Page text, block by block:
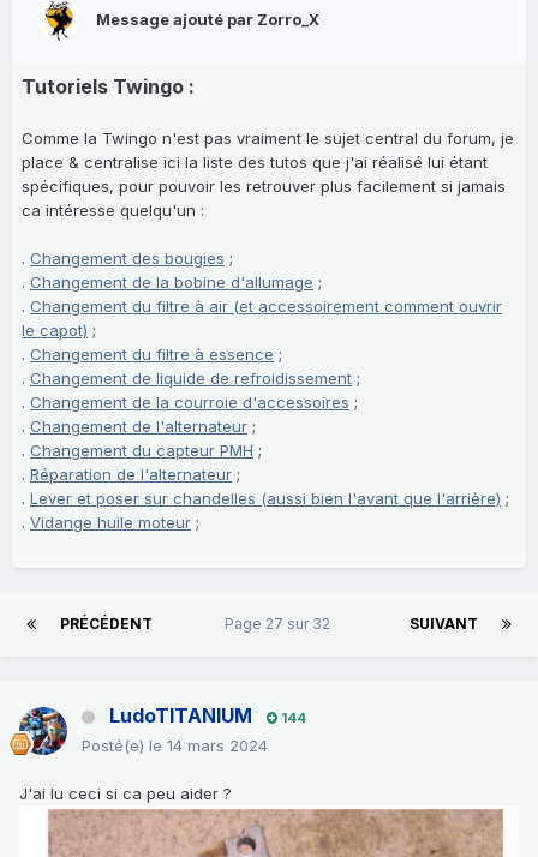
Message ajouté par Zorro_X
Tutoriels Twingo :
Comme la Twingo n'est pas vraiment le sujet central du forum, je
place & centralise ici la liste des tutos que j'ai réalisé lui étant
spécifiques, pour pouvoir les retrouver plus facilement si jamais
ca intéresse quelqu'un :
. Changement des bougies ;
. Changement de la bobine d'allumage ;
. Changement du filtre à air (et accessoirement comment ouvrir
le capot) ;
. Changement du filtre à essence ;
. Changement de liquide de refroidissement ;
. Changement de la courroie d'accessoires ;
. Changement de l'alternateur ;
. Changement du capteur PMH ;
. Réparation de l'alternateur ;
. Lever et poser sur chandelles (aussi bien l'avant que l'arrière) ;
. Vidange huile moteur ;
PRÉCÉDENT SUIVANT
Page 27 sur 32
LudoTITANIUM 144
Posté(e) le 14 mars 2024
J'ai lu ceci si ca peu aider ?